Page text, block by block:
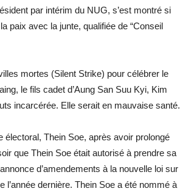
par intérim du NUG, s’est montré si
paix avec la junte, qualifiée de “Conseil
mortes (Silent Strike) pour célébrer le
le fils cadet d’Aung San Suu Kyi, Kim
incarcérée. Elle serait en mauvaise santé.
électoral, Thein Soe, après avoir prolongé
que Thein Soe était autorisé à prendre sa
d’amendements à la nouvelle loi sur
l’année dernière. Thein Soe a été nommé à